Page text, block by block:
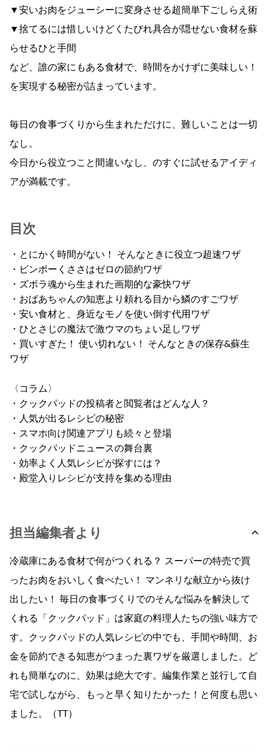
▼安いお肉をジューシーに変身させる超簡単下ごしらえ術
▼捨てるには惜しいけどくたびれ具合が隠せない食材を蘇
らせるひと手間
など、誰の家にもある食材で、時間をかけずに美味しい！
を実現する秘密が詰まっています。
毎日の食事づくりから生まれただけに、難しいことは一切
なし。
今日から役立つこと間違いなし、のすぐに試せるアイディ
アが満載です。
目次
・とにかく時間がない！ そんなときに役立つ超速ワザ
・ビンボーくささはゼロの節約ワザ
・ズボラ魂から生まれた画期的な豪快ワザ
・おばあちゃんの知恵より頼れる目から鱗のすごワザ
・安い食材と、身近なモノを使い倒す代用ワザ
・ひとさじの魔法で激ウマのちょい足しワザ
・買いすぎた！ 使い切れない！ そんなときの保存&蘇生
ワザ
〈コラム〉
・クックパッドの投稿者と閲覧者はどんな人？
・人気が出るレシピの秘密
・スマホ向け関連アプリも続々と登場
・クックパッドニュースの舞台裏
・効率よく人気レシピが探すには？
・殿堂入りレシピが支持を集める理由
担当編集者より
冷蔵庫にある食材で何がつくれる？ スーパーの特売で買
ったお肉をおいしく食べたい！ マンネリな献立から抜け
出したい！ 毎日の食事づくりでのそんな悩みを解決して
くれる「クックパッド」は家庭の料理人たちの強い味方で
す。クックパッドの人気レシピの中でも、手間や時間、お
金を節約できる知恵がつまった裏ワザを厳選しました。ど
れも簡単なのに、効果は絶大です。編集作業と並行して自
宅で試しながら、もっと早く知りたかった！と何度も思い
ました。（TT）